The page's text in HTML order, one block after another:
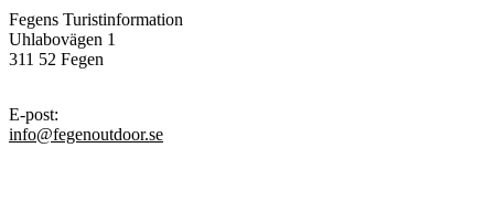
Fegens Turistinformation
Uhlabovägen 1
311 52 Fegen
E-post:
info@fegenoutdoor.se